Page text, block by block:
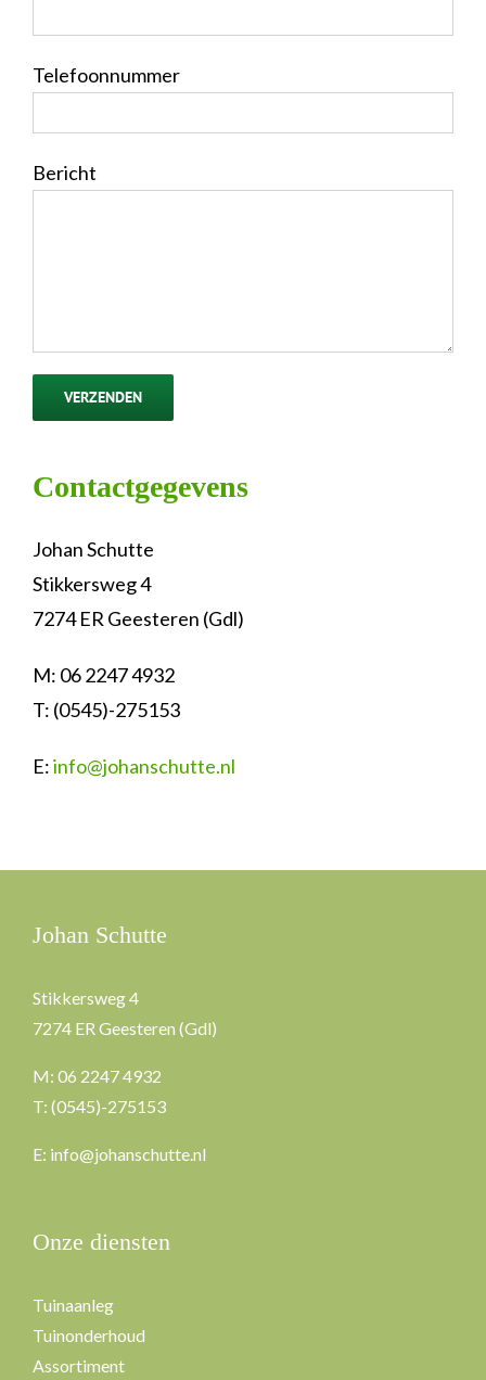
Telefoonnummer
Bericht
Contactgegevens
Johan Schutte
Stikkersweg 4
7274 ER Geesteren (Gdl)
M: 06 2247 4932
T: (0545)-275153
E:info@johanschutte.nl
Johan Schutte
Stikkersweg 4
7274 ER Geesteren (Gdl)
M: 06 2247 4932
T: (0545)-275153
E: info@johanschutte.nl
Onze diensten
Tuinaanleg
Tuinonderhoud
Assortiment